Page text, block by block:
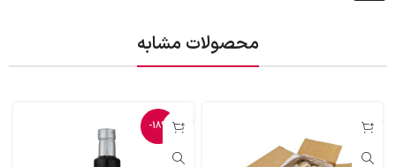
محصولات مشابه
-18%